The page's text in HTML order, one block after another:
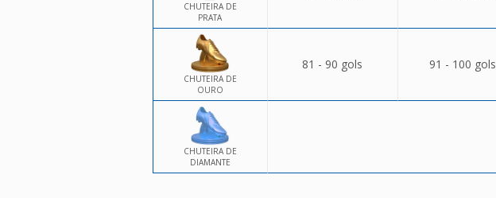
CHUTEIRA DE
PRATA
CHUTEIRA DE
OURO
81 - 90 gols 91 - 100 gols
CHUTEIRA DE
DIAMANTE